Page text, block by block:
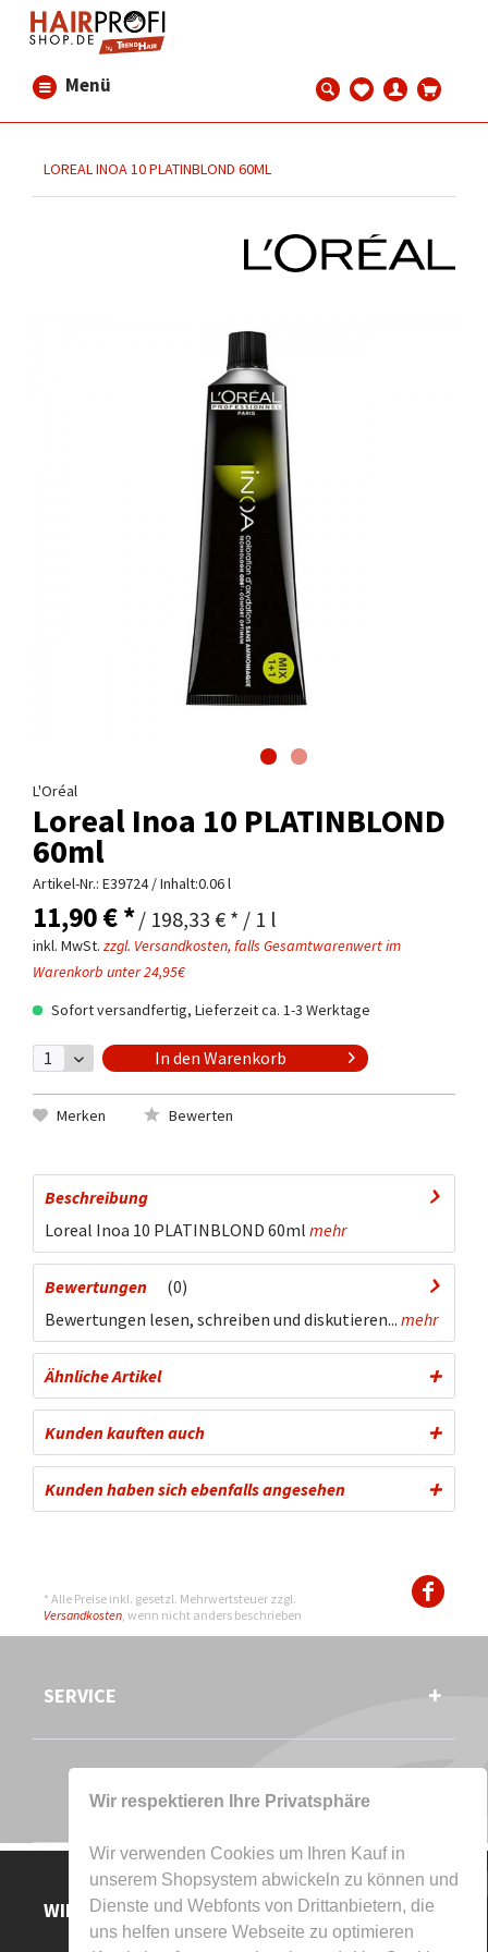
Wir respektieren Ihre Privatsphäre
Wir verwenden Cookies um Ihren Kauf in
unserem Shopsystem abwickeln zu können und
Dienste und Webfonts von Drittanbietern, die
uns helfen unsere Webseite zu optimieren
Menü
LOREAL INOA 10 PLATINBLOND 60ML
L'Oréal
Loreal Inoa 10 PLATINBLOND
60ml
Artikel-Nr.: E39724/ Inhalt:0.06 l
11,90 € */ 198,33 € * / 1 l
inkl. MwSt. zzgl. Versandkosten, falls Gesamtwarenwert im
Warenkorb unter 24,95€
Sofort versandfertig, Lieferzeit ca. 1-3 Werktage
In den Warenkorb
Merken Bewerten
Beschreibung
Loreal Inoa 10 PLATINBLOND 60ml mehr
Bewertungen
0
Bewertungen lesen, schreiben und diskutieren... mehr
Ähnliche Artikel
Kunden kauften auch
Kunden haben sich ebenfalls angesehen
* Alle Preise inkl. gesetzl. Mehrwertsteuer zzgl.
Versandkosten , wenn nicht anders beschrieben
SERVICE
WIR AKZEPTIEREN